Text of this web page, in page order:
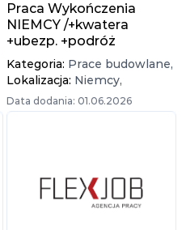
Praca Wykończenia
NIEMCY /+kwatera
+ubezp. +podróż
Kategoria: Prace budowlane,
Lokalizacja: Niemcy,
Data dodania: 01.06.2026